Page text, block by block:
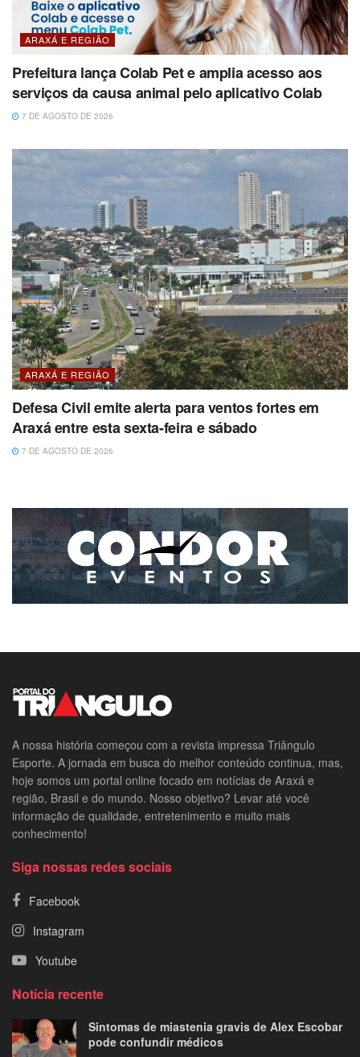
ARAXÁ E REGIÃO
Prefeitura lança Colab Pet e amplia acesso aos
serviços da causa animal pelo aplicativo Colab
7 DE AGOSTO DE 2026
ARAXÁ E REGIÃO
Defesa Civil emite alerta para ventos fortes em
Araxá entre esta sexta-feira e sábado
7 DE AGOSTO DE 2026
A nossa história começou com a revista impressa Triângulo
Esporte. A jornada em busca do melhor conteúdo continua, mas,
hoje somos um portal online focado em notícias de Araxá e
região, Brasil e do mundo. Nosso objetivo? Levar até você
informação de qualidade, entretenimento e muito mais
conhecimento!
Siga nossas redes sociais
Facebook
Instagram
Youtube
Notícia recente
Sintomas de miastenia gravis de Alex Escobar
pode confundir médicos